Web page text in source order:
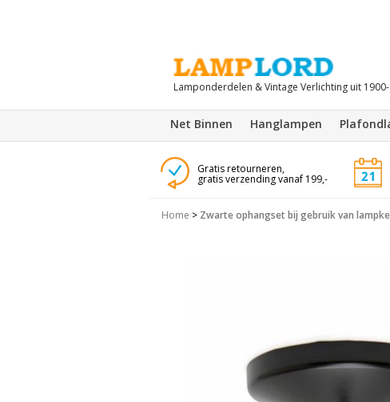
Lamponderdelen & Vintage Verlichting uit
Net Binnen Hanglampen
Gratis retourneren,
gratis verzending vanaf 199,-
Home > Zwarte ophangset bij gebruik van